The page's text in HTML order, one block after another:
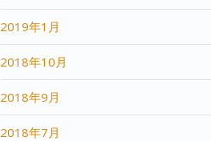
2019年1月
2018年10月
2018年9月
2018年7月